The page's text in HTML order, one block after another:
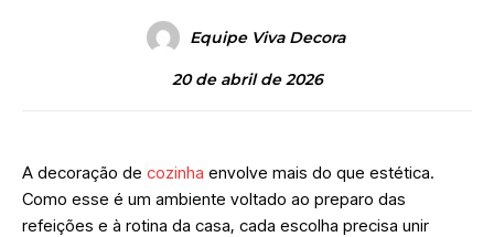
Equipe Viva Decora
20 de abril de 2026
A decoração de cozinha envolve mais do que estética.
Como esse é um ambiente voltado ao preparo das
refeições e à rotina da casa, cada escolha precisa unir